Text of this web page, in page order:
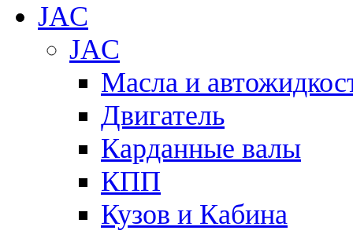
JAC
JAC
Масла и
Двигатель
Карданные валы
КПП
Кузов и Кабина